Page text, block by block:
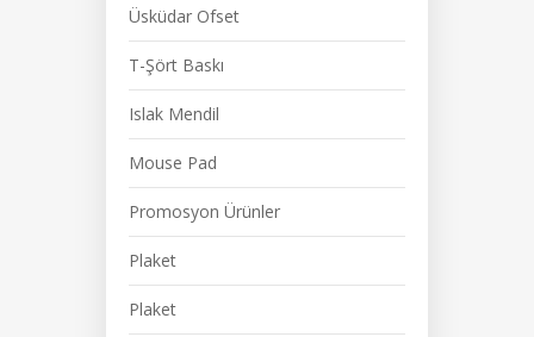
Üsküdar Ofset
T-Şört Baskı
Islak Mendil
Mouse Pad
Promosyon Ürünler
Plaket
Plaket